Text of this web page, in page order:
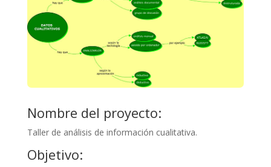
Nombre del proyecto:
Taller de análisis de información cualitativa.
Objetivo: